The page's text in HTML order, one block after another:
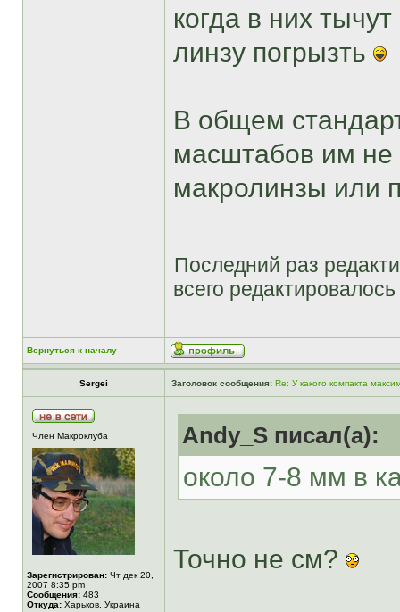
когда в них
линзу погрызть
В общем
масштабов им не
макролинзы или
Последний раз
всего
Вернуться к началу
Sergei Заголовок сообщения: Re: У какого компакта
Член Макроклуба
Зарегистрирован: Чт дек 20,
2007 8:35 pm
Сообщения: 483
Откуда: Харьков, Украина
Andy_S писал(а):
около 7-8 мм в
Точно не см?